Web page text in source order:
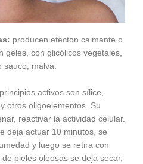
producen efecton calmante o
geles, con glicólicos vegetales,
malva.
activos son sílice,
otros oligoelementos. Su
reactivar la actividad celular.
deja actuar 10 minutos, se
y luego se retira con
pieles oleosas se deja secar,